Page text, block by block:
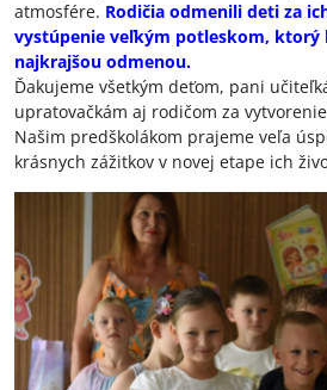
atmosfére. Rodičia odmenili deti za
vystúpenie veľkým potleskom, ktorý
najkrajšou odmenou.
Ďakujeme všetkým deťom, pani
upratovačkám aj rodičom za
Našim predškolákom prajeme veľa
krásnych zážitkov v novej etape ich